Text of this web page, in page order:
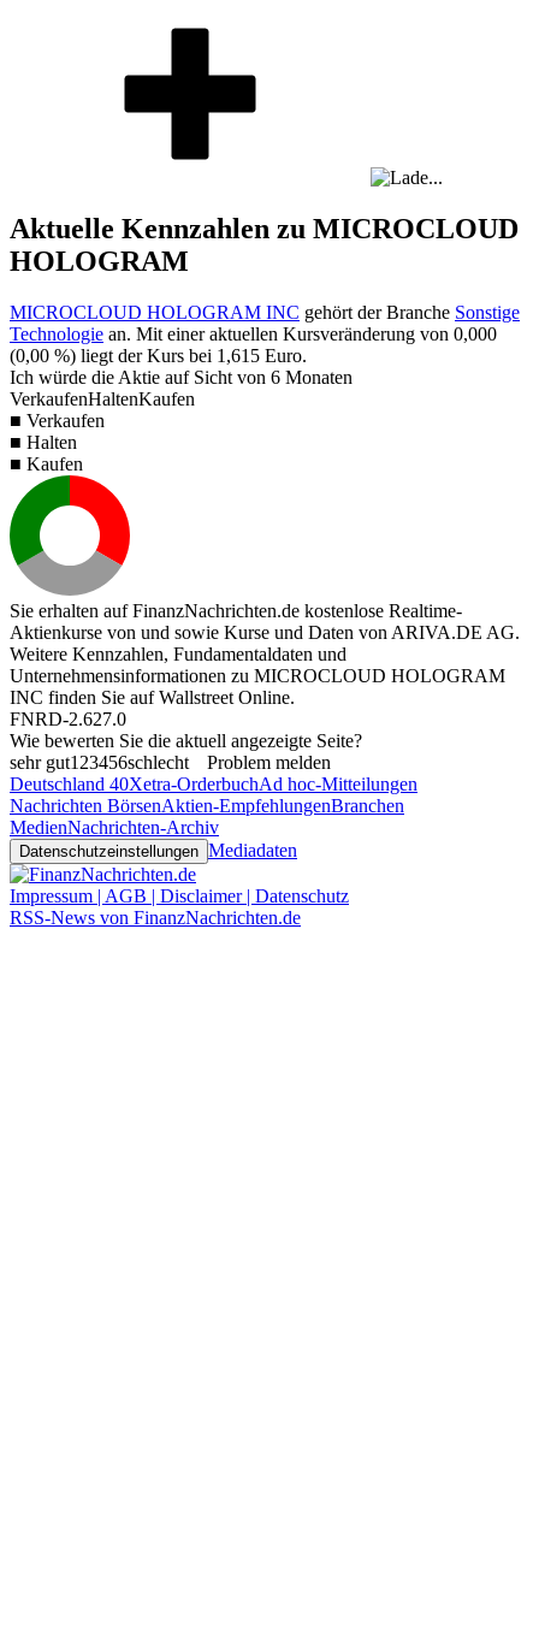
Aktuelle Kennzahlen zu MICROCLOUD
HOLOGRAM
MICROCLOUD HOLOGRAM INC gehört der Branche Sonstige
Technologie an. Mit einer aktuellen Kursveränderung von 0,000
(0,00 %) liegt der Kurs bei 1,615 Euro.
Ich würde die Aktie auf Sicht von 6 Monaten
VerkaufenHaltenKaufen
■ Verkaufen
■ Halten
■ Kaufen
Sie erhalten auf FinanzNachrichten.de kostenlose Realtime-
Aktienkurse von und sowie Kurse und Daten von ARIVA.DE AG.
Weitere Kennzahlen, Fundamentaldaten und
Unternehmensinformationen zu MICROCLOUD HOLOGRAM
INC finden Sie aufWallstreet Online.
FNRD-2.627.0
Wie bewerten Sie die aktuell angezeigte Seite?
sehr gut1 23456schlecht
Problem melden
Deutschland 40Xetra-OrderbuchAd hoc-Mitteilungen
Nachrichten BörsenAktien-EmpfehlungenBranchen
MedienNachrichten-Archiv
Datenschutzeinstellungen Mediadaten
Impressum | AGB | Disclaimer | Datenschutz
RSS-News von FinanzNachrichten.de